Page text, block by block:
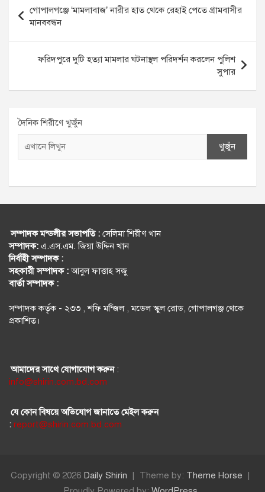
navigation
গোপালগঞ্জে ‘মামলাবাজ’ নারীর হাত থেকে রেহাই পেতে গ্রামবাসীর
মানববন্ধন
ফরিদপুরে দুটি হত্যা মামলার ঘটনাস্থল পরিদর্শন করলেন পুলিশ
সুপার
দৈনিক শিরীণে খুজুঁন
খুজুঁন
সম্পাদক মন্ডলীর সভাপতি : সেলিমা শিরীণ খান
সম্পাদক: এ.এস.এম. জিয়া উদ্দিন খান
নির্বহিী সম্পাদক :
সহকারী সম্পাদক :আবুল ফাত্তাহ সজু
বার্তা সম্পাদক :
সম্পাদক কর্তৃক - ২৩৩ , শফি মন্জিল , মডেল স্কুল রোড, গোপালগঞ্জ থেকে
প্রকাশিত।
আমাদের সাথে যোগাযোগ করুন:
info@shirin.com.bd.com
যে কোন বিষয়ে অভিযোগ জানাতে মেইল করুন
: report@shirin.com.bd.com
Copyright © 2026 Daily Shirin Theme by: Theme Horse